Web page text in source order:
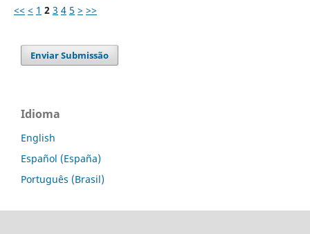
<< < 1 2 3 4 5 > >>
Enviar Submissão
Idioma
English
Español (España)
Português (Brasil)